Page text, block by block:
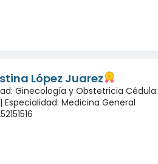
López Juarez
Ginecología y Obstetricia Cédula:
Especialidad: Medicina General